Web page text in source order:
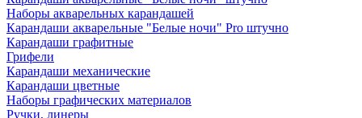
Наборы акварельных карандашей
Карандаши акварельные "Белые ночи" Pro штучно
Карандаши графитные
Грифели
Карандаши механические
Карандаши цветные
Наборы графических материалов
Ручки, линеры